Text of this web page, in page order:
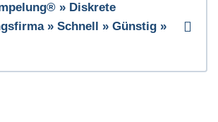
» Diskrete
» Schnell » Günstig »